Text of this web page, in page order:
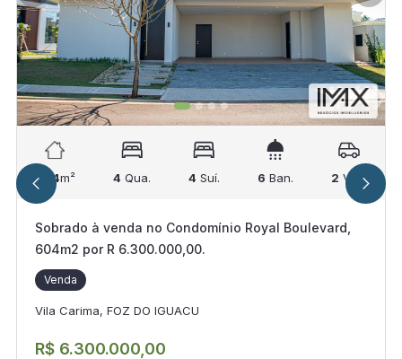
604m² 4 Qua. 4 Suí. 6 Ban. 2 Vag.
Sobrado à venda no Condomínio Royal Boulevard,
604m2 por R 6.300.000,00.
Venda
Vila Carima, FOZ DO IGUACU
R$ 6.300.000,00